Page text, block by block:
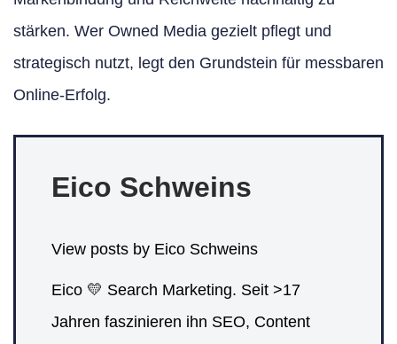
stärken. Wer Owned Media gezielt pflegt und
strategisch nutzt, legt den Grundstein für messbaren
Online-Erfolg.
Eico Schweins
View posts by Eico Schweins
Eico 💛 Search Marketing. Seit >17
Jahren faszinieren ihn SEO, Content